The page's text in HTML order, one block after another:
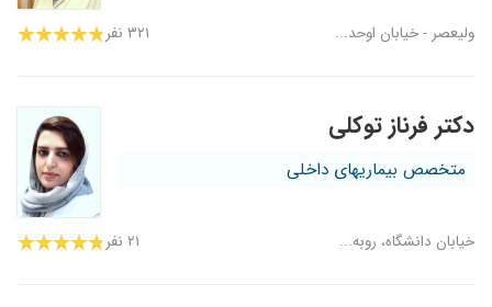
ولیعصر - خیابان اوحد... ۳۲۱ نفر
دکتر فرناز توکلی
متخصص بیماریهای داخلی
خیابان دانشگاه، روبه... ۲۱ نفر